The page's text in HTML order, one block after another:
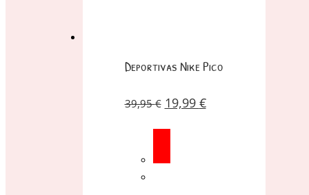
Deportivas Nike Pico
39,95€ 19,99 €